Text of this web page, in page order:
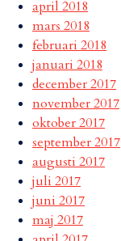
april 2018
mars 2018
februari 2018
januari 2018
december 2017
november 2017
oktober 2017
september 2017
augusti 2017
juli 2017
juni 2017
maj 2017